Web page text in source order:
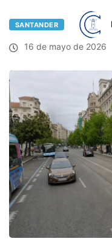
SANTANDER
16 de mayo de 2026